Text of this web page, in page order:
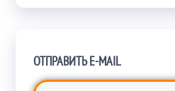
ОТПРАВИТЬ E-MAIL